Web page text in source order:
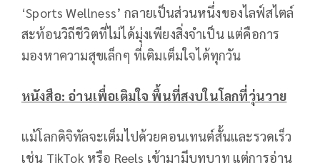
‘Sports Wellness’ กลายเป็นส่วนหนึ่งของไลฟ์สไตล์
สะท้อนวิถีชีวิตที่ไม่ได้มุ่งเพียงสิ่งจำเป็น แต่คือการ
มองหาความสุขเล็กๆ ที่เติมเต็มใจได้ทุกวัน
หนังสือ: อ่านเพื่อเติมใจ พื้นที่สงบในโลกที่วุ่นวาย
แม้โลกดิจิทัลจะเต็มไปด้วยคอนเทนต์สั้นและรวดเร็ว
เช่น TikTok หรือ Reels เข้ามามีบทบาท แต่การอ่าน